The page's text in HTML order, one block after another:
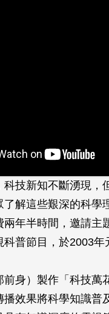
科技新知不斷湧現，
了解這些艱深的科學
兩年半時間，邀請主
普節目，於2003年
前身）製作「科技萬
播效果將科學知識普